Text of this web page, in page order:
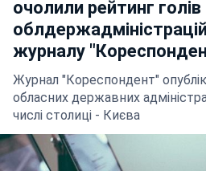
очолили рейтинг голів
журналу
Журнал "Кореспондент"
обласних державних
числі столиці - Києва